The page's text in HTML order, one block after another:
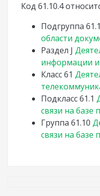
Код 61.10.4
Подгруппа
области
Раздел J
информации и
Класс61
Подкласс61.1
связи на базе
Группа 61.10
связи на базе